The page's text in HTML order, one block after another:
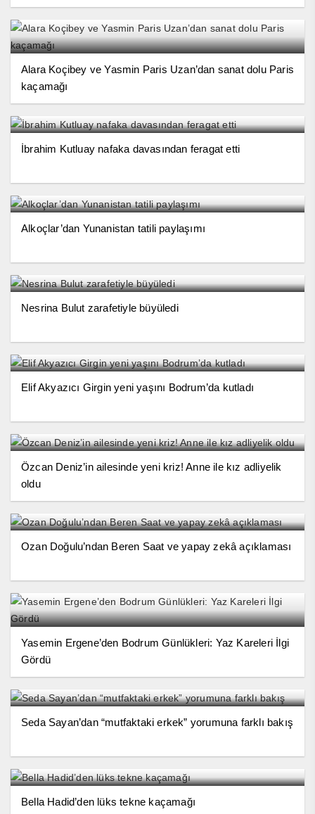
Alara Koçibey ve Yasmin Paris Uzan’dan sanat dolu Paris
kaçamağı
İbrahim Kutluay nafaka davasından feragat etti
Alkoçlar’dan Yunanistan tatili paylaşımı
Nesrina Bulut zarafetiyle büyüledi
Elif Akyazıcı Girgin yeni yaşını Bodrum’da kutladı
Özcan Deniz’in ailesinde yeni kriz! Anne ile kız adliyelik
oldu
Ozan Doğulu’ndan Beren Saat ve yapay zekâ açıklaması
Yasemin Ergene’den Bodrum Günlükleri: Yaz Kareleri İlgi
Gördü
Seda Sayan’dan “mutfaktaki erkek” yorumuna farklı bakış
Bella Hadid’den lüks tekne kaçamağı